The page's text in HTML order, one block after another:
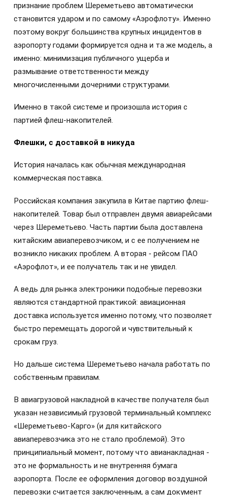
признание проблем Шереметьево автоматически
становится ударом и по самому «Аэрофлоту». Именно
поэтому вокруг большинства крупных инцидентов в
аэропорту годами формируется одна и та же модель, а
именно: минимизация публичного ущерба и
размывание ответственности между
многочисленными дочерними структурами.
Именно в такой системе и произошла история с
партией флеш-накопителей.
Флешки, с доставкой в никуда
История началась как обычная международная
коммерческая поставка.
Российская компания закупила в Китае партию флеш-
накопителей. Товар был отправлен двумя авиарейсами
через Шереметьево. Часть партии была доставлена
китайским авиаперевозчиком, и с ее получением не
возникло никаких проблем. А вторая - рейсом ПАО
«Аэрофлот», и ее получатель так и не увидел.
А ведь для рынка электроники подобные перевозки
являются стандартной практикой: авиационная
доставка используется именно потому, что позволяет
быстро перемещать дорогой и чувствительный к
срокам груз.
Но дальше система Шереметьево начала работать по
собственным правилам.
В авиагрузовой накладной в качестве получателя был
указан независимый грузовой терминальный комплекс
«Шереметьево-Карго» (и для китайского
авиаперевозчика это не стало проблемой). Это
принципиальный момент, потому что авианакладная -
это не формальность и не внутренняя бумага
аэропорта. После ее оформления договор воздушной
перевозки считается заключенным, а сам документ